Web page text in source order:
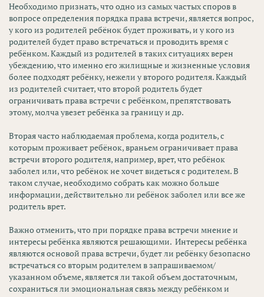
Необходимо признать, что одно из самых частых споров в
вопросе определения порядка права встречи, является вопрос,
у кого из родителей ребёнок будет проживать, и у кого из
родителей будет право встречаться и проводить время с
ребёнком. Каждый из родителей в таких ситуациях верен
убеждению, что именно его жилищные и жизненные условия
более подходят ребёнку, нежели у второго родителя. Каждый
из родителей считает, что второй родитель будет
ограничивать права встречи с ребёнком, препятствовать
этому, молча увезет ребёнка за границу и др.
Вторая часто наблюдаемая проблема, когда родитель, с
которым проживает ребёнок, враньем ограничивает права
встречи второго родителя, например, врет, что ребёнок
заболел или, что ребёнок не хочет видеться с родителем. В
таком случае, необходимо собрать как можно больше
информации, действительно ли ребёнок заболел или все же
родитель врет.
Важно отменить, что при порядке права встречи мнение и
интересы ребёнка являются решающими. Интересы ребёнка
являются основой права встречи, будет ли ребёнку безопасно
встречаться со вторым родителем в запрашиваемом/
указанном объеме, является ли такой объем достаточным,
сохраниться ли эмоциональная связь между ребёнком и